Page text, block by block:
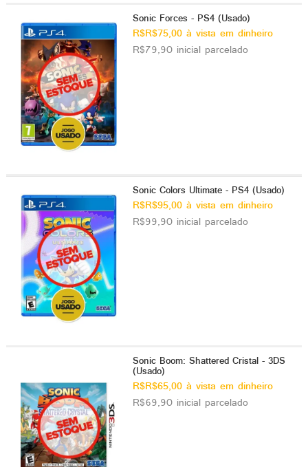
Sonic Forces - PS4 (Usado)
R$R$75,00 à vista em dinheiro
R$79,90 inicial parcelado
Sonic Colors Ultimate - PS4 (Usado)
R$R$95,00 à vista em dinheiro
R$99,90 inicial parcelado
Sonic Boom: Shattered Cristal - 3DS
(Usado)
R$R$65,00 à vista em dinheiro
R$69,90 inicial parcelado